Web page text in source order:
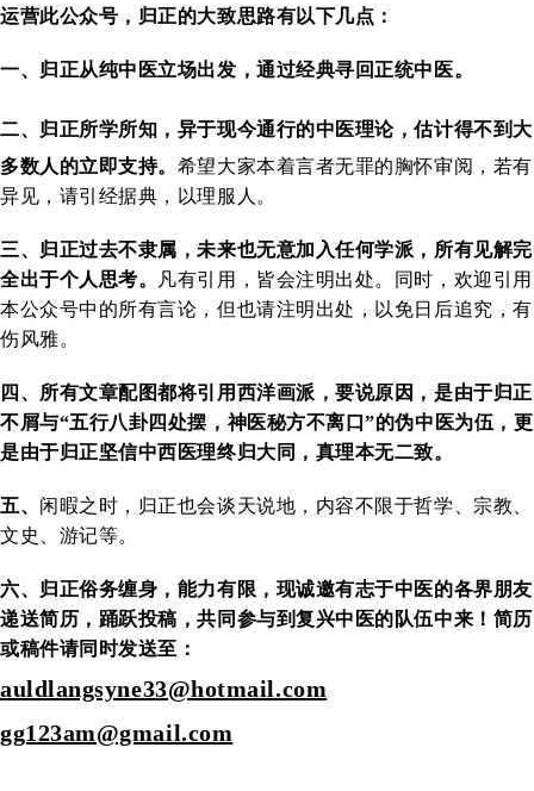
运营此公众号，归正的大致思路有以下几点：
一、归正从纯中医立场出发，通过经典寻回正统中医。
二、 归正所学所知，异于现今通行的中医理论，估计得不到大
多数人的立即支持。 希望大家本着言者无罪的胸怀审阅，若有
异见，请引经据典，以理服人。
三、 归正过去不隶属，未来也无意加入任何学派，所有见解完
全出于个人思考。
凡有引用，皆会注明出处。同时，欢迎引用
本公众号中的所有言论，但也请注明出处，以免日后追究，有
伤风雅。
四、 所有文章配图都将引用西洋画派，要说原因，是由于归正
不屑与“五行八卦四处摆，神医秘方不离口”的伪中医为伍，更
是由于归正坚信中西医理终归大同，真理本无二致。
五、 闲暇之时，归正也会谈天说地，内容不限于哲学、宗教、
文史、游记等。
六、 归正俗务缠身，能力有限，现诚邀有志于中医的各界朋友
递送简历，踊跃投稿，共同参与到复兴中医的队伍中来！简历
或稿件请同时发送至：
auldlangsyne33@hotmail.com
gg123am@gmail.com